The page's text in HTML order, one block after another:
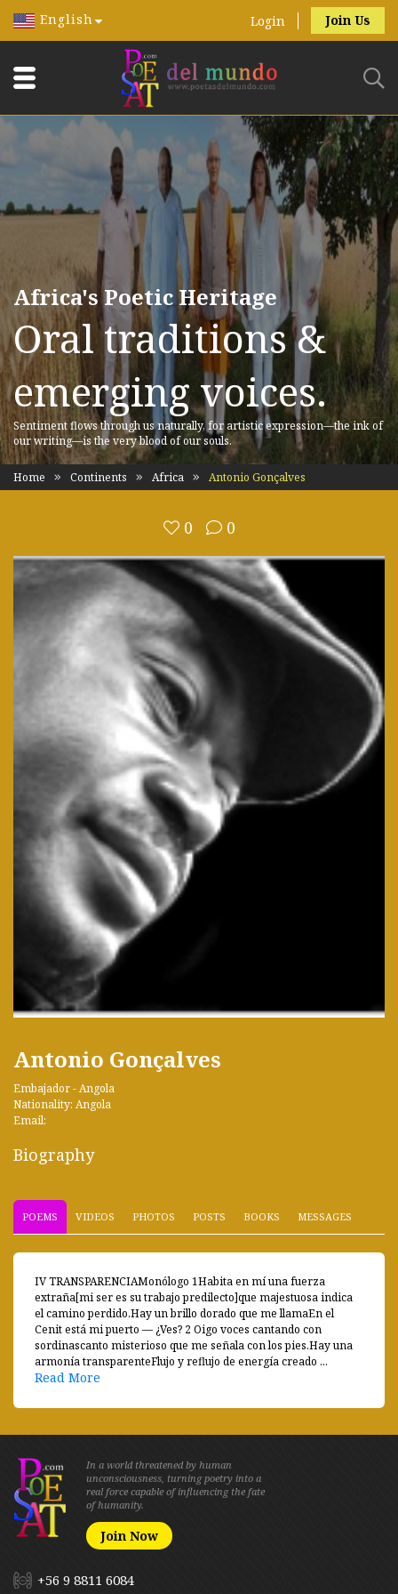
English Login Join Us
Africa's Poetic Heritage
Oral traditions &
emerging voices.
Sentiment flows through us naturally, for artistic expression—the ink of
our writing—is the very blood of our souls.
Home Continents Africa Antonio Gonçalves
0 0
Antonio Gonçalves
Embajador - Angola
Nationality: Angola
Email:
Biography
POEMS VIDEOS PHOTOS POSTS BOOKS MESSAGES
IV TRANSPARENCIAMonólogo 1Habita en mí una fuerza
extraña[mi ser es su trabajo predilecto]que majestuosa indica
el camino perdido.Hay un brillo dorado que me llamaEn el
Cenit está mi puerto — ¿Ves? 2 Oigo voces cantando con
sordinascanto misterioso que me señala con los pies.Hay una
armonía transparenteFlujo y reflujo de energía creado ...
Read More
In a world threatened by human
unconsciousness, turning poetry into a
real force capable of influencing the fate
of humanity.
Join Now
+56 9 8811 6084